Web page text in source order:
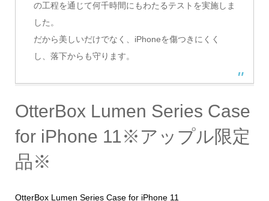
の工程を通じて何千時間にもわたるテストを実施しま
した。
だから美しいだけでなく、iPhoneを傷つきにくく
し、落下からも守ります。
OtterBox Lumen Series Case
for iPhone 11※アップル限定
品※
OtterBox Lumen Series Case for iPhone 11